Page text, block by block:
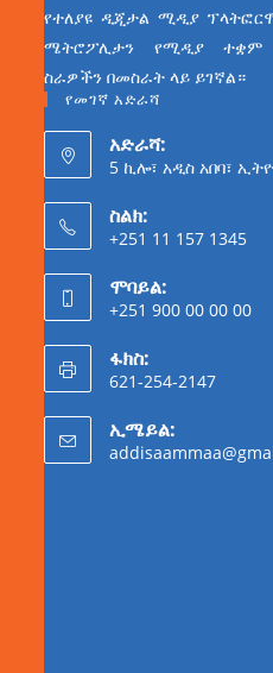
የተለያዩ ዲጂታል ሚዲያ
ሜትሮፖሊታን የሚዲያ ተቋም
ስራዎችን በመስራት ላይ ይገኛል።
የመገኛ አድራሻ
አድራሻ:
5 ኪሎ፣ አዲስ አበባ፣
ስልክ:
+251 11 157 1345
ሞባይል:
+251 900 00 00 00
ፋክስ:
621-254-2147
ኢሜይል: